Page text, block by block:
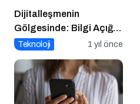
Dijitalleşmenin
Gölgesinde: Bilgi Açığı
Büyüyor mu?
Teknoloji 1 yıl önce